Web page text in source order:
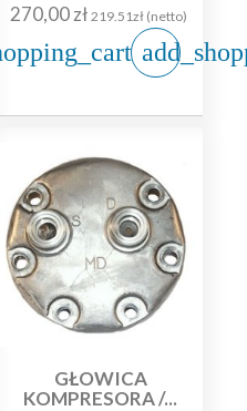
270,00 zł 219.51zł (netto)
GŁOWICA
KOMPRESORA /...